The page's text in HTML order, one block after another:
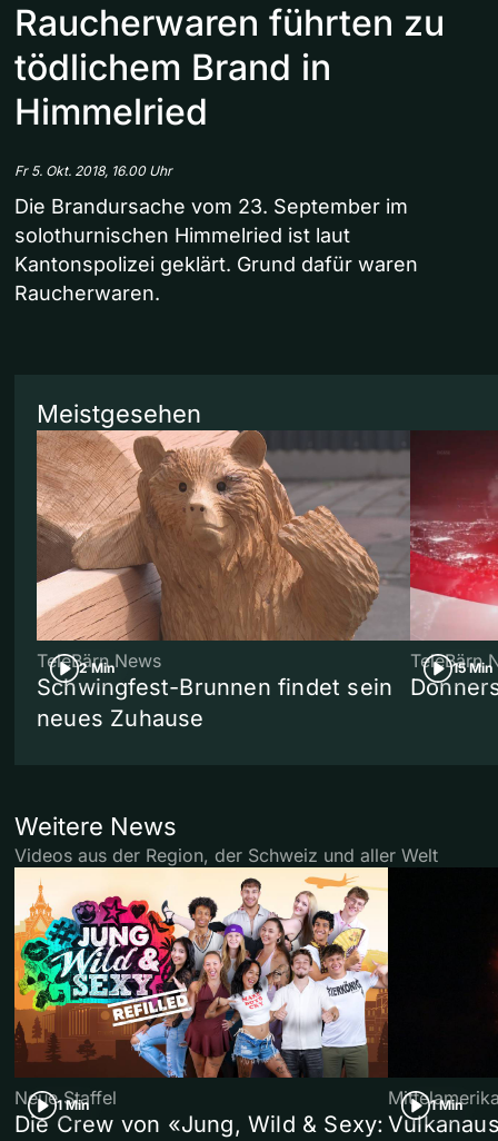
Raucherwaren führten zu
tödlichem Brand in
Himmelried
Fr 5. Okt. 2018, 16.00 Uhr
Die Brandursache vom 23. September im
solothurnischen Himmelried ist laut
Kantonspolizei geklärt. Grund dafür waren
Raucherwaren.
Meistgesehen
2 Min
TeleBärn News
Schwingfest-Brunnen findet sein
neues Zuhause
15 Min
TeleBärn
Weitere News
Videos aus der Region, der Schweiz und aller Welt
1 Min
Neue Staffel
Die Crew von «Jung, Wild & Sexy:
1 Min